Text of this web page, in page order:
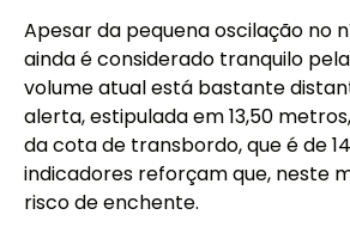
Apesar da pequena oscilação no
ainda é considerado tranquilo
volume atual está bastante
alerta, estipulada em 13,50
da cota de transbordo, que é de
indicadores reforçam que, neste
risco de enchente.